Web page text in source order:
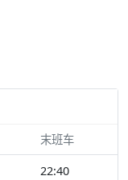
末班车
22:40